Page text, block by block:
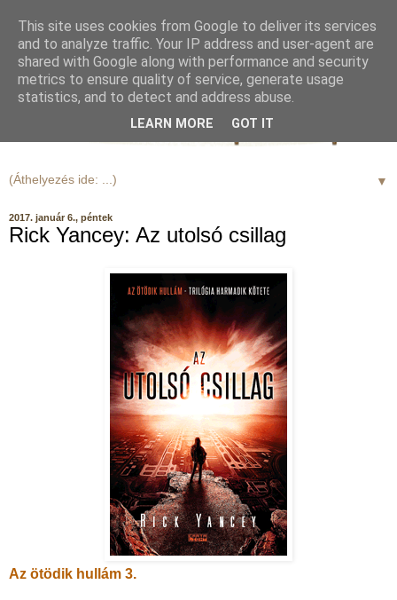
▼
2017. január 6., péntek
Rick Yancey: Az utolsó csillag
Az ötödik hullám 3.
This site uses cookies from Google to deliver its services
and to analyze traffic. Your IP address and user-agent are
shared with Google along with performance and security
metrics to ensure quality of service, generate usage
statistics, and to detect and address abuse.
LEARN MORE GOT IT